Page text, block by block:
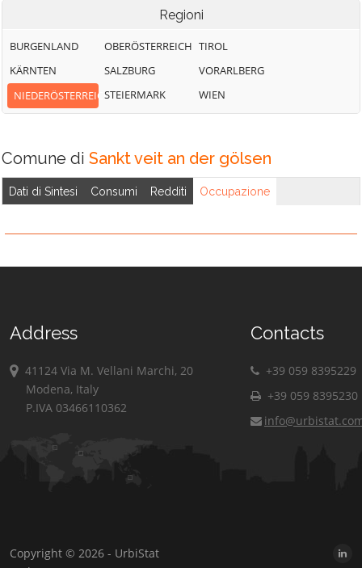
Regioni
BURGENLAND
KÄRNTEN
NIEDERÖSTERREICH
OBERÖSTERREICH
SALZBURG
STEIERMARK
TIROL
VORARLBERG
WIEN
Comune di Sankt veit an der gölsen
Dati di Sintesi Consumi Redditi Occupazione
Address
41124 Via M. Vellani Marchi, 20
Modena, Italy
P.IVA 03466110362
Contacts
+39 059 8395229
+39 059 8395230
Copyright © 2026 - UrbiStat